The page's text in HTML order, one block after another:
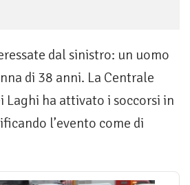
dal sinistro: un uomo
di 38 anni. La Centrale
Laghi ha attivato i soccorsi in
l’evento come di